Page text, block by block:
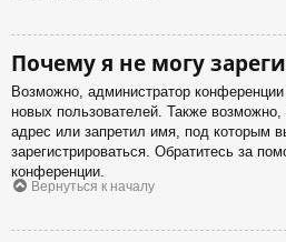
Почему я не могу
Возможно, администратор
новых пользователей. Также
адрес или запретил имя, под которым
зарегистрироваться. Обратитесь за
конференции.
Вернуться к началу